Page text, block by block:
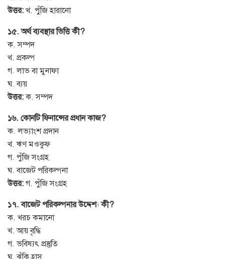
উত্তর: খ. পুঁজি হারানো
১৫. অর্থ ব্যবস্থার ভিত্তি কী?
ক. সম্পদ
খ. প্রকল্প
গ. লাভ বা মুনাফা
ঘ. ব্যয়
উত্তর:ক. সম্পদ
১৬. কোনটি ফিনান্সের প্রধান কাজ?
ক. লভ্যাংশ প্রদান
খ. ঋণ মওকুফ
গ. পুঁজি সংগ্রহ
ঘ. বাজেট পরিকল্পনা
উত্তর: গ. পুঁজি সংগ্রহ
১৭. বাজেট পরিকল্পনার উদ্দেশ্য কী?
ক. খরচ কমানো
খ. আয় বৃদ্ধি
গ. ভবিষ্যৎ প্রস্তুতি